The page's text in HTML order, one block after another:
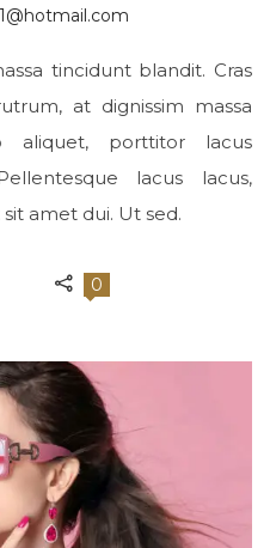
tincidunt blandit. Cras
at dignissim massa
aliquet, porttitor lacus
lacus lacus,
amet dui. Ut sed.
0